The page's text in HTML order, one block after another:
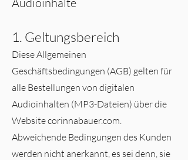
1. Geltungsbereich
Diese Allgemeinen
Geschäftsbedingungen (AGB) gelten für
alle Bestellungen von digitalen
Audioinhalten (MP3-Dateien) über die
Website corinnabauer.com.
Abweichende Bedingungen des Kunden
werden nicht anerkannt, es sei denn, sie